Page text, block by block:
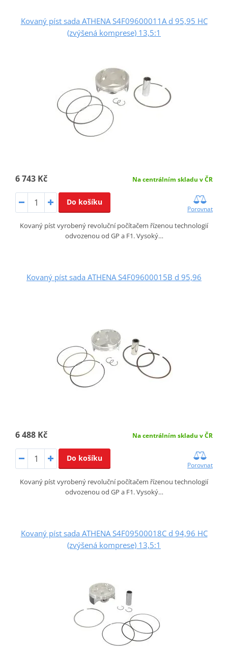
Kovaný píst sada ATHENA S4F09600011A d 95,95 HC
(zvýšená komprese) 13,5:1
6 743 Kč Na centrálním skladu v ČR
Do košíku
Porovnat
Kovaný píst vyrobený revoluční počítačem řízenou technologií
odvozenou od GP a F1. Vysoký…
Kovaný píst sada ATHENA S4F09600015B d 95,96
6 488 Kč Na centrálním skladu v ČR
Do košíku
Porovnat
Kovaný píst vyrobený revoluční počítačem řízenou technologií
odvozenou od GP a F1. Vysoký…
Kovaný píst sada ATHENA S4F09500018C d 94,96 HC
(zvýšená komprese) 13,5:1